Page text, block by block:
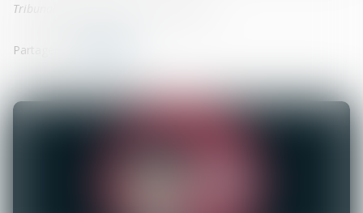
Tribunal Judiciaire de Pau 14 juin 2021
Partager sur